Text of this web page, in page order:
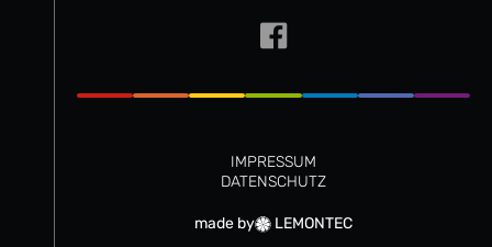
made by LEMONTEC
IMPRESSUM
DATENSCHUTZ